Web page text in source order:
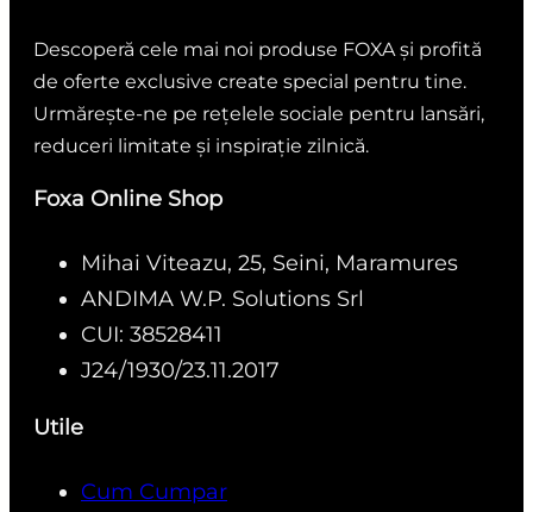
Descoperă cele mai noi produse FOXA și profită
de oferte exclusive create special pentru tine.
Urmărește-ne pe rețelele sociale pentru lansări,
reduceri limitate și inspirație zilnică.
Foxa Online Shop
Mihai Viteazu, 25, Seini, Maramures
ANDIMA W.P. Solutions Srl
CUI: 38528411
J24/1930/23.11.2017
Utile
Cum Cumpar